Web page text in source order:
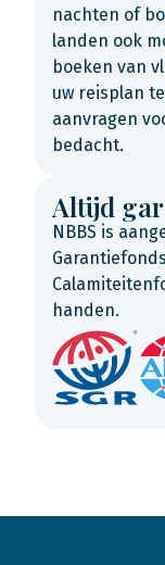
nachten of
landen ook
boeken van
uw reisplan
aanvragen
bedacht.
Altijd
NBBS is
handen.